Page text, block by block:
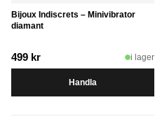
Bijoux Indiscrets – Minivibrator
diamant
499 kr i lager
Handla